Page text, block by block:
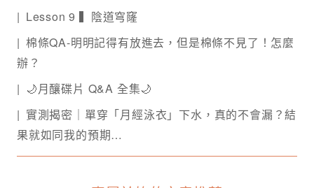
Lesson 9 ▍陰道穹窿
棉條QA-明明記得有放進去，但是棉條不見了！怎麼
辦？
🌙月釀碟片 Q&A 全集🌙
實測揭密｜單穿「月經泳衣」下水，真的不會漏？結
果就如同我的預期…